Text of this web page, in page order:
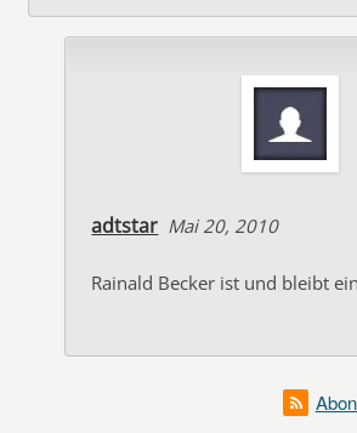
adtstar Mai 20, 2010
Rainald Becker ist und bleibt